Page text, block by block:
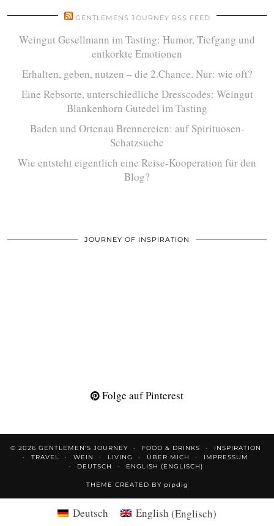
GENTLEMENS JOURNEY RSS FEED
Weingut Gesellmann im Tasting: Humor, Tiefgang und
entkorkte Emotionen
Erhalten, geben, nutzen – die 2.Chance. Nur: wie oft?
Eine Rebsorte, unterschiedliche Dresscodes: Weingut
Blankenhorn Gutedel im Tasting
Baden und Ortenau Brennereien: auf Spirituosen-
Schatzsuche
Wie entsteht eigentlich eine Reise-Kooperation für den
Blog?
JOURNEY OF INSPIRATION
Folge auf Pinterest
© 2026 GENTLEMEN'S JOURNEY FOOD & DRINKS
INSPIRATION
TRAVEL
WEIN LIVING ÜBER MICH
IMPRESSUM
DEUTSCH
ENGLISH (ENGLISCH)
THEME CREATED BY pipdig
Deutsch English (Englisch)